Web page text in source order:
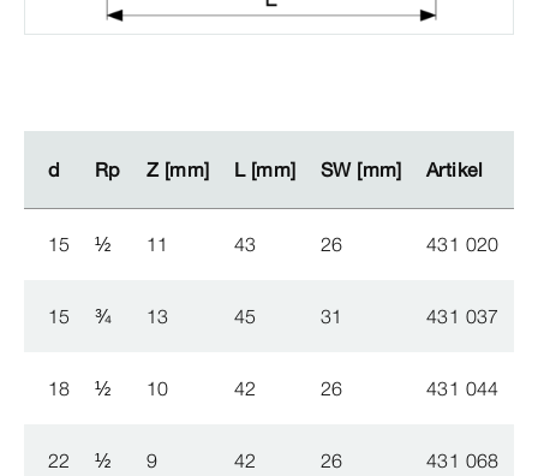
d Rp Z [mm] L [mm] SW [mm] Artikel
d Rp Z [mm] L [mm] SW [mm] Artikel
15 ½ 11 43 26 431 020
15 ¾ 13 45 31 431 037
18 ½ 10 42 26 431 044
22 ½ 9 42 26 431 068